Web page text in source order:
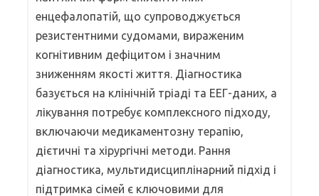
енцефалопатій, що супроводжується
резистентними судомами, вираженим
когнітивним дефіцитом і значним
зниженням якості життя. Діагностика
базується на клінічній тріаді та ЕЕГ-даних, а
лікування потребує комплексного підходу,
включаючи медикаментозну терапію,
дієтичні та хірургічні методи. Рання
діагностика, мультидисциплінарний підхід і
підтримка сімей є ключовими для